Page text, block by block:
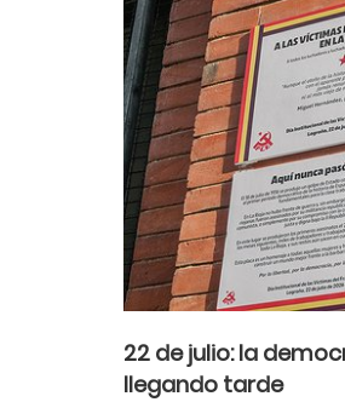
22 de julio: la
llegando tarde